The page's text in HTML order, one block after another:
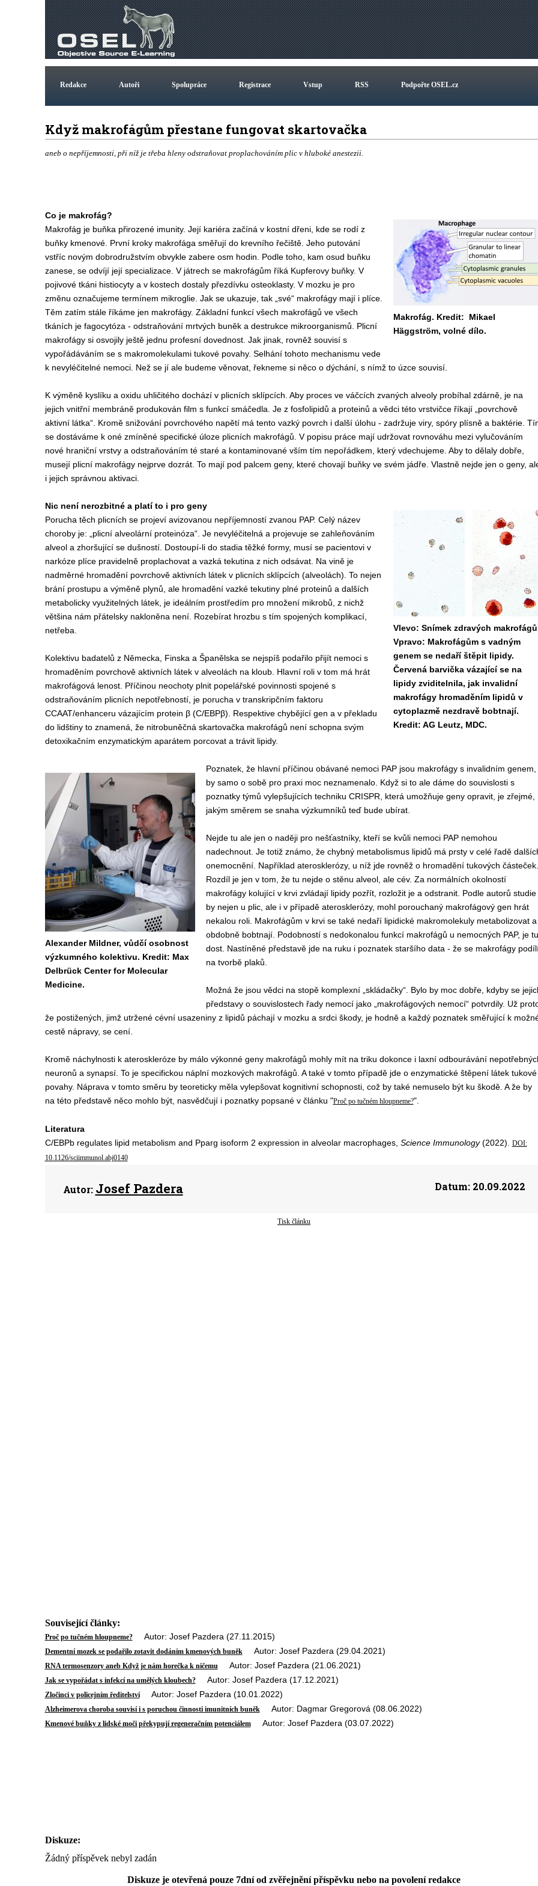
Redakce Autoři Spolupráce Registrace Vstup RSS Podpořte OSEL.cz
Když makrofágům přestane fungovat skartovačka
aneb o nepříjemnosti, při níž je třeba hleny odstraňovat proplachováním plic v hluboké anestezii.
Makrofág. Kredit: Mikael
Häggström, volné dílo.
Co je makrofág?
Makrofág je buňka přirozené imunity. Jejíkariéra začíná v kostní dřeni, kde se rodí z
buňky kmenové. První kroky makrofága směřují do krevního řečiště. Jeho putování
vstříc novým dobrodružstvím obvykle zabere osm hodin Podle toho, kam osud buňku
zanese, se odvíjíjejíspecializace. V játrech se makrofágům říká Kupferovy buňky. V
pojivové tkáni histiocyty a v kostech dostaly přezdívku osteoklasty. V mozku je pro
změnu označujeme termínem mikroglie. Jak se ukazuje, tak „ své“ makrofágy mají i plíce.
Těm zatím stále říkáme jen makrofágy. Základní funkcí všech makrofágů ve všech
tkáních je fagocytóza - odstraňování mrtvých buněk a destrukce mikroorganismů
Plicní
makrofágy si osvojily ještě jednu profesní dovednost. Jak jinak, rovněž souvisí s
vypořádáváním ses makromolekulami tukové povahy. Selhání tohoto mechanismu vede
k nevyléčitelné nemoci. Nežse jí ale budeme věnovat, řekneme si něco o dýchání, s nímž to úzce souvisí.
K výměně kyslíku a oxidu uhličitého dochází v plicních sklípcích. Aby proces ve váčcích zvaných alveoly probíhal zdárně, je na
jejich vnitřní membráně produkován film s funkcí smáčedla. Je z fosfolipidů a proteinů a vědci této vrstvičce říkají
„povrchově
aktivní látka“. Kromě snižování povrchového napětí má tento vazký povrch i další úlohu - zadržujeviry, spóry plísněa baktérie.
se dostáváme k oné zmíněné specifické úloze plicních makrofágů. V popisu práce majíudržovat rovnováhu mezi vylučováním
nové hraniční vrstvy a odstraňováním té staré a kontaminované vším tím nepořádkem, který vdechujeme. Aby to dělaly dobře,
musejí plicní makrofágy nejprve dozrát. Tomají pod palcem geny, které chovají buňkyve svém jádře. Vlastně nejde jen o geny,
i jejich správnou aktivaci.
Vlevo: Snímek zdravých
Vpravo: Makrofágům s vadným
genem se nedaří štěpit lipidy.
Červená barvička vázající se na
lipidy zviditelnila, jak invalidní
makrofágy hromaděním lipidů v
cytoplazmě nezdravě bobtnají.
Kredit: AG Leutz, MDC.
Nic není nerozbitné a platí to i pro geny
Porucha těch plicních seprojeví avizovanou nepříjemností zvanou PAP. Celý název
chorobyje: „ plicní alveolární proteinóza“. Je nevyléčitelná a projevuje sezahleňováním
alveol a zhoršující se dušností. Dostoupí-li do stadia těžké formy, musí se pacientovi v
narkóze plíce pravidelně proplachovat a vazká tekutina z nich odsávat. Na vině je
nadměrné hromadění povrchově aktivních látek vplicních sklípcích (alveolách). To nejen
brání prostupu a výměně plynů, ale hromadění vazké tekutiny plné proteinů a dalších
metabolicky využitelných látek, je ideálním prostředím pro množení mikrobů znichž
většina nám přátelsky nakloněna není. Rozebírat hrozbu s tím spojených komplikací,
netřeba
Kolektivu badatelů z Německa, Finska a Španělska se nejspíš podařilo přijít nemoci s
hromaděním povrchově aktivních látek v alveolách na kloub. Hlavní roli v tom má hrát
makrofágová lenost. Příčinou neochoty plnit popelářské povinnosti spojené s
odstraňováním plicních nepotřebností, je porucha v transkripčním faktoru
CCAAT/enhanceru vázajícím protein β (C/EBPβ). Respektive chybějící gen a vpřekladu
do lidštiny to znamená, že nitrobuněčná skartovačka makrofágů není schopna svým
detoxikačním enzymatickým aparátem porcovat a trávit lipidy.
Alexander Mildner, vůdčí osobnost
výzkumného kolektivu. Kredit: Max
Delbrück Center for Molecular
Medicine.
Poznatek, že hlavní příčinou obávané nemoci PAP jsou makrofágy s invalidním genem,
by samo o sobě pro praxi moc neznamenalo. Když si to ale dáme do souvislosti s
poznatky týmů vylepšujících techniku CRISPR, která umožňuje geny opravit, je zřejmé,
jakým směrem se snaha výzkumníků teďbude ubírat.
Nejde tu ale jen o naději pro nešťastníky, kteří se kvůli nemoci PAP nemohou
nadechnout. Je totižznámo, že chybný metabolismus lipidů má prsty vceléřadě
onemocnění. Například aterosklerózy, u níž jde rovněž o hromadění tukových částeček.
Rozdíl je jen v tom, že tu nejde o stěnu alveol, ale cév. Za normálních okolností
makrofágy kolující v krvi zvládají lipidy pozřít, rozložit je a odstranit. Podle autorů studie
by nejen u plic, ale iv případě aterosklerózy, mohlporouchaný makrofágový gen hrát
nekalou roli. Makrofágům v krvi se také nedaří lipidické makromolekuly metabolizovat a
obdobně bobtnají. Podobností s nedokonalou funkcí makrofágů u nemocných PAP, je tu
dost. Nastíněné představě jde na ruku i poznatek staršího data - že se makrofágy
na tvorbě plaků.
Možná že jsou vědci na stopě komplexní „skládačky“. Bylo by moc dobře, kdyby se
představy o souvislostech řady nemocí jako makrofágových nemocí“ potvrdily. Už
že postižených, jimž utržené cévní usazeniny z lipidů páchají v mozku a srdci škody, je hodně a každý poznatek směřující k
cestě nápravy, se cení.
Kromě náchylnosti k ateroskleróze by málo výkonnégeny makrofágů mohly mít na triku dokonce ilaxní odbourávání
neuronů a synapsí. To je specifickou náplní mozkových makrofágů. A také v tomto případě jde oenzymatické štěpení látek tukové
povahy. Náprava v tomto směru by teoreticky měla vylepšovatkognitivní schopnosti, což by také nemuselo být ku škodě. A že by
na této představě něco mohlo být, nasvědčují i poznatky popsané v článku "Proč po tučném hloupneme?".
Literatura
C/EBPb regulates lipid metabolism and Pparg isoform 2 expression in alveolar macrophages, Science Immunology(2022).
DOI:
10.1126/sciimmunol.abj0140
Autor: Josef Pazdera Datum:20.09.2022
Tisk článku
Související články:
Proč po tučném hloupneme?Autor: Josef Pazdera (27.11.2015)
Dementní mozek se podařilo zotavit dodáním kmenových buněk Autor: Josef Pazdera (29.04.2021)
RNA termosenzory aneb Když je nám horečka k ničemu Autor: Josef Pazdera (21.06.2021)
Jak se vypořádat s infekcí na umělých kloubech?Autor: Josef Pazdera (17.12.2021)
Zločinci v policejním ředitelstvíAutor: Josef Pazdera (10.01.2022)
Alzheimerova choroba souvisí i s poruchou činnosti imunitních buněk Autor: Dagmar Gregorová (08.06.2022)
Kmenové buňky z lidské moči překypují regeneračním potenciálemAutor: Josef Pazdera (03.07.2022)
Diskuze:
Žádný příspěvek nebyl zadán
Diskuze je otevřená pouze 7dní od zvěřejnění příspěvku nebo na povolení redakce